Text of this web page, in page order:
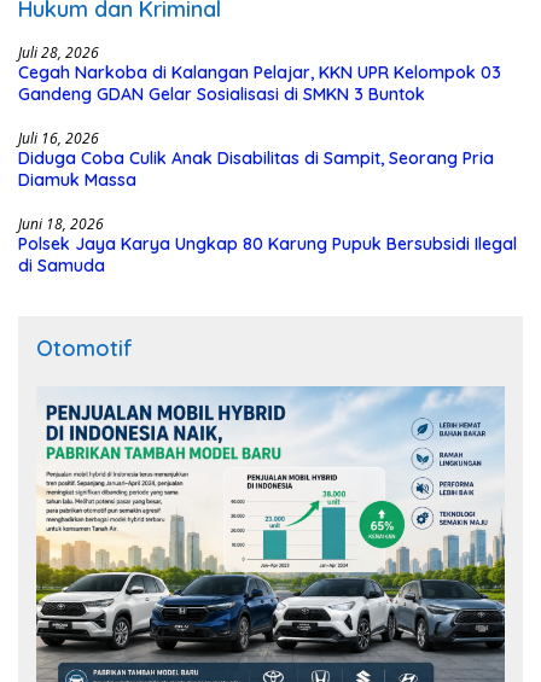
Hukum dan Kriminal
Juli 28, 2026
Cegah Narkoba di Kalangan Pelajar, KKN UPR Kelompok 03
Gandeng GDAN Gelar Sosialisasi di SMKN 3 Buntok
Juli 16, 2026
Diduga Coba Culik Anak Disabilitas di Sampit, Seorang Pria
Diamuk Massa
Juni 18, 2026
Polsek Jaya Karya Ungkap 80 Karung Pupuk Bersubsidi Ilegal
di Samuda
Otomotif